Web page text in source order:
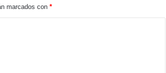
en Villa Mercedes
marcados con*